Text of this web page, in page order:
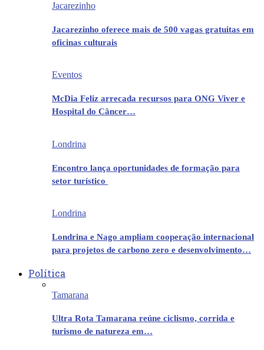
Jacarezinho
Jacarezinho oferece mais de 500 vagas gratuitas em
oficinas culturais
Eventos
McDia Feliz arrecada recursos para ONG Viver e
Hospital do Câncer…
Londrina
Encontro lança oportunidades de formação para
setor turístico
Londrina
Londrina e Nago ampliam cooperação internacional
para projetos de carbono zero e desenvolvimento…
Política
Tamarana
Ultra Rota Tamarana reúne ciclismo, corrida e
turismo de natureza em…